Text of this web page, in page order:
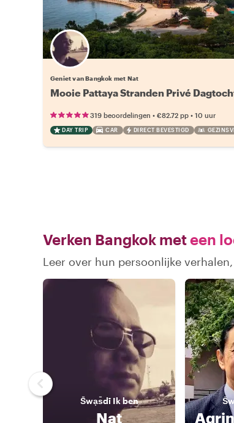
Geniet van Bangkok met Nat
Mooie Pattaya Stranden Privé
319 beoordelingen • €82.72 pp • 10 uur
DAY TRIP CAR DIRECT BEVESTIGD
Verken Bangkok meteen
Leer over hun persoonlijke
S̄wạs̄dī Ik ben
Nat